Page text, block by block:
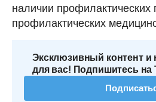
наличии
профилактических
Эксклюзивный контент и
для вас! Подпишитесь на